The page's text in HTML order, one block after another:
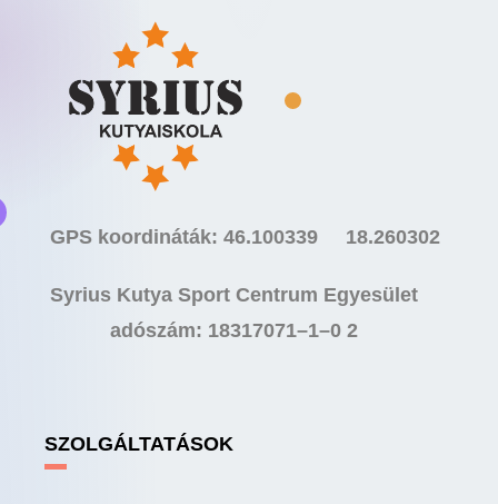
GPS koordináták: 46.100339 18.260302
Syrius Kutya Sport Centrum Egyesület
adószám: 18317071–1–0 2
SZOLGÁLTATÁSOK